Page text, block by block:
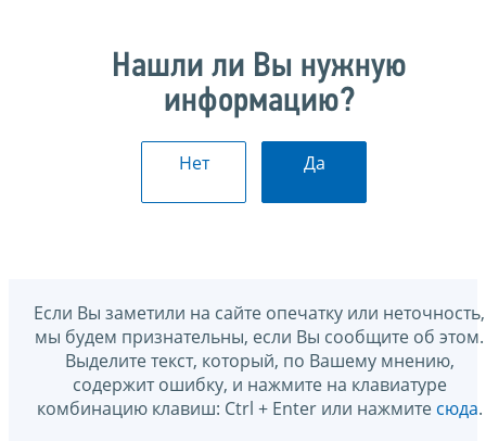
Нашли ли Вы нужную
информацию?
Нет Да
Если Вы заметили на сайте опечатку или неточность,
мы будем признательны, если Вы сообщите об этом.
Выделите текст, который, по Вашему мнению,
содержит ошибку, и нажмите на клавиатуре
комбинацию клавиш: Ctrl + Enter или нажмите сюда.